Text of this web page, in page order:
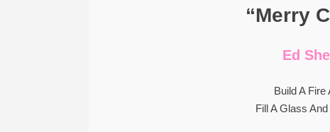
“Merry
Ed
Build A
Fill A Glass